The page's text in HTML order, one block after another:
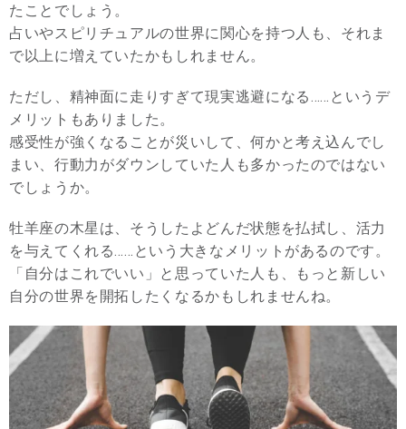
たことでしょう。
占いやスピリチュアルの世界に関心を持つ人も、それま
で以上に増えていたかもしれません。
ただし、精神面に走りすぎて現実逃避になる……というデ
メリットもありました。
感受性が強くなることが災いして、何かと考え込んでし
まい、行動力がダウンしていた人も多かったのではない
でしょうか。
牡羊座の木星は、そうしたよどんだ状態を払拭し、活力
を与えてくれる……という大きなメリットがあるのです。
「自分はこれでいい」と思っていた人も、もっと新しい
自分の世界を開拓したくなるかもしれませんね。